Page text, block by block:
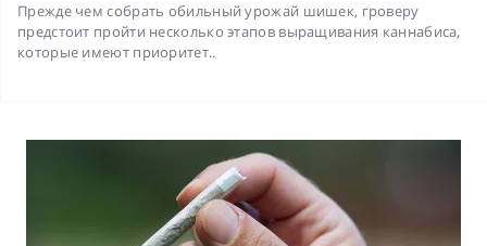
Прежде чем собрать обильный урожай шишек, гроверу
предстоит пройти несколько этапов выращивания каннабиса,
которые имеют приоритет..